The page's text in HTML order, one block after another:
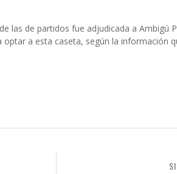
las de partidos fue adjudicada a Ambigú
a esta caseta, según la información